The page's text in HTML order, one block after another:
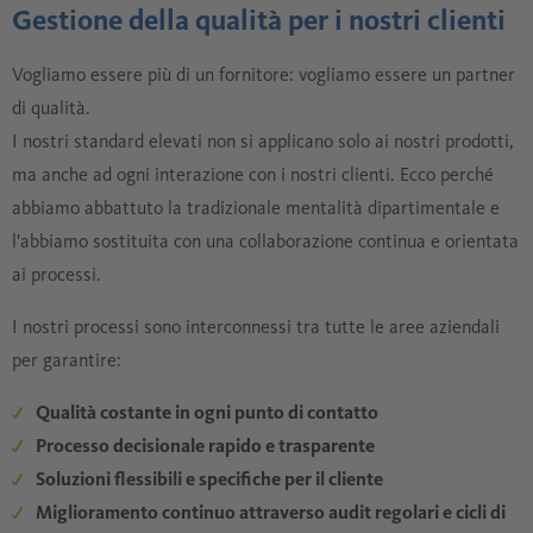
Gestione della qualità per i nostri clienti
Vogliamo essere più di un fornitore: vogliamo essere un partner
di qualità.
I nostri standard elevati non si applicano solo ai nostri prodotti,
ma anche ad ogni interazione con i nostri clienti. Ecco perché
abbiamo abbattuto la tradizionale mentalità dipartimentale e
l'abbiamo sostituita con una collaborazione continua e orientata
ai processi.
I nostri processi sono interconnessi tra tutte le aree aziendali
per garantire:
Qualità costante in ogni punto di contatto
Processo decisionale rapido e trasparente
Soluzioni flessibili e specifiche per il cliente
Miglioramento continuo attraverso audit regolari e cicli di